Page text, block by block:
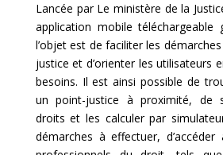
Lancée par Le ministère de la
application mobile téléchargeable
l’objet est de faciliter les
justice et d’orienter les utilisateurs
besoins. Il est ainsi possible de
un point-justice à proximité, de
droits et les calculer par
démarches à effectuer, d’accéder